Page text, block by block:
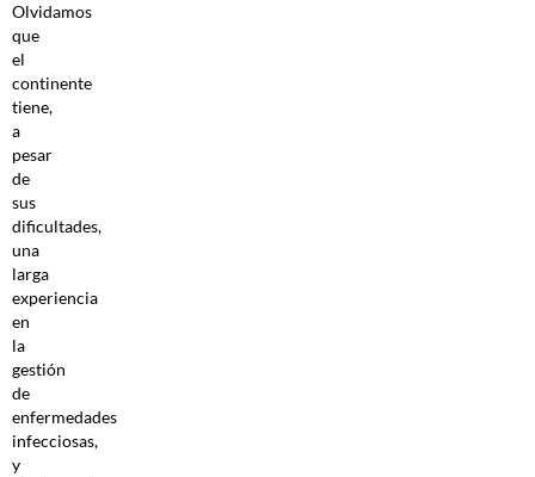
Olvidamos
que
el
continente
tiene,
a
pesar
de
sus
dificultades,
una
larga
experiencia
en
la
gestión
de
enfermedades
infecciosas,
y